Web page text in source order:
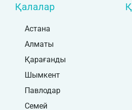
Қалалар
Астана
Алматы
Қарағанды
Шымкент
Павлодар
Семей